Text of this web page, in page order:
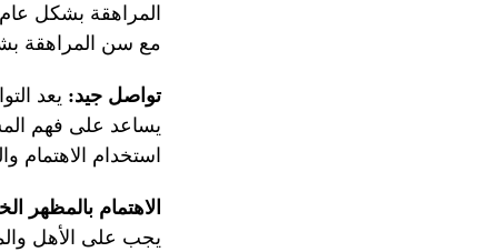
المراهقة بشكل
مع سن المراهقة
تواصل جيد: يعد
يساعد على فهم
استخدام الاهتمام
الاهتمام بالمظهر
يجب على الأهل